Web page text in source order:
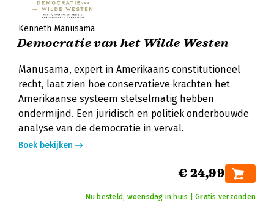
Kenneth Manusama
Democratie van het Wilde Westen
Manusama, expert in Amerikaans constitutioneel
recht, laat zien hoe conservatieve krachten het
Amerikaanse systeem stelselmatig hebben
ondermijnd. Een juridisch en politiek onderbouwde
analyse van de democratie in verval.
Boek bekijken
€ 24,99
Nu besteld, woensdag in huis | Gratis verzonden